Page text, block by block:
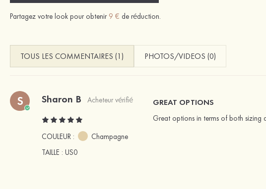
Partagez votre look pour obtenir 9 € de réduction.
TOUS LES COMMENTAIRES (1) PHOTOS/VIDEOS (0)
S Sharon B Acheteur vérifié
COULEUR :
Champagne
TAILLE : US0
GREAT OPTIONS
Great options in terms of both sizing